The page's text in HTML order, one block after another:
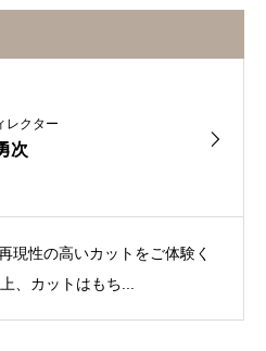
レクター
次
現性の高いカットをご体験く
、カットはもち...